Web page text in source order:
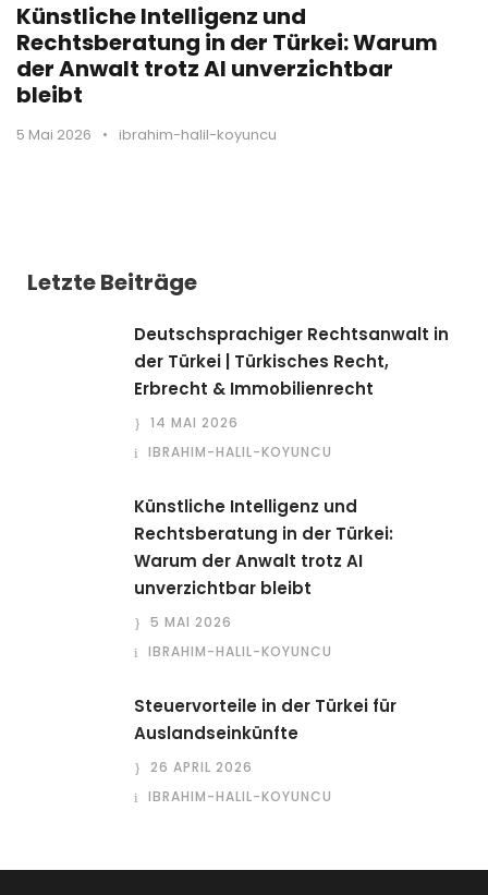
Künstliche Intelligenz und
Rechtsberatung in der Türkei: Warum
der Anwalt trotz AI unverzichtbar
bleibt
5 Mai 2026 • ibrahim-halil-koyuncu
Letzte Beiträge
Deutschsprachiger Rechtsanwalt in
der Türkei | Türkisches Recht,
Erbrecht & Immobilienrecht
14 MAI 2026
IBRAHIM-HALIL-KOYUNCU
Künstliche Intelligenz und
Rechtsberatung in der Türkei:
Warum der Anwalt trotz AI
unverzichtbar bleibt
5 MAI 2026
IBRAHIM-HALIL-KOYUNCU
Steuervorteile in der Türkei für
Auslandseinkünfte
26 APRIL 2026
IBRAHIM-HALIL-KOYUNCU